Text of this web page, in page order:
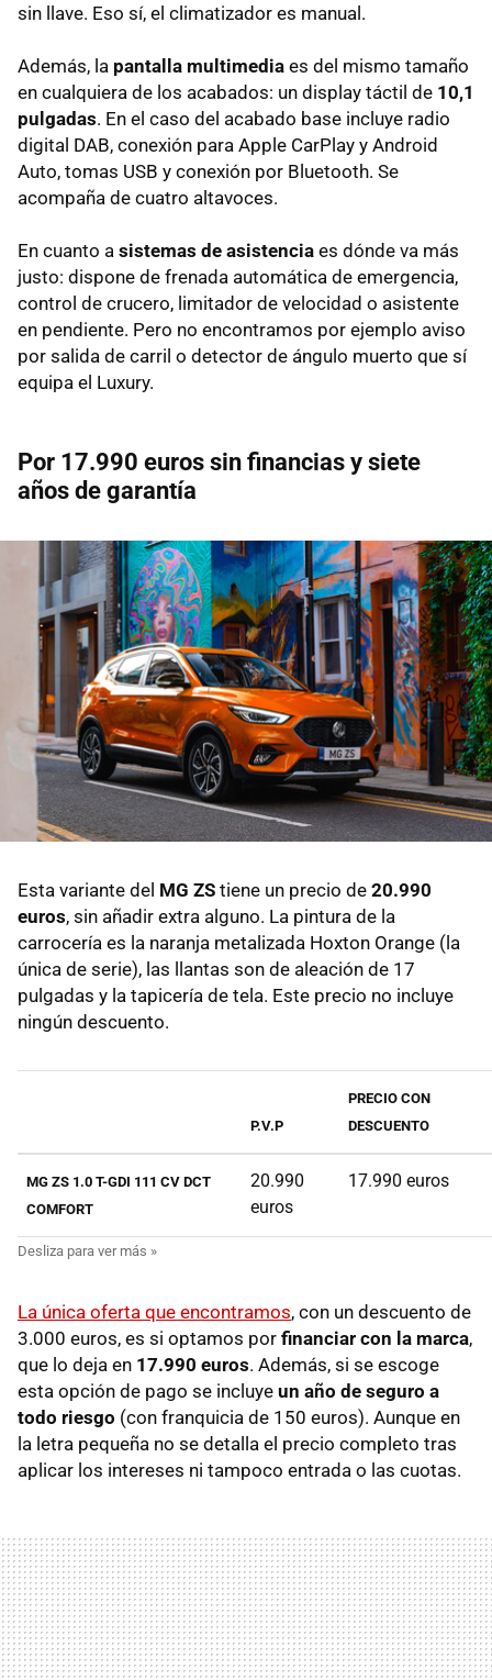
sin llave. Eso sí, el climatizador es manual.
Además, la pantalla multimedia es del mismo tamaño
en cualquiera de los acabados: un display táctil de 10,1
pulgadas. En el caso del acabado base incluye radio
digital DAB, conexión para Apple CarPlay y Android
Auto, tomas USB y conexión por Bluetooth. Se
acompaña de cuatro altavoces.
En cuanto a sistemas de asistencia es dónde va más
justo: dispone de frenada automática de emergencia,
control de crucero, limitador de velocidad o asistente
en pendiente. Pero no encontramos por ejemplo aviso
por salida de carril o detector de ángulo muerto que sí
equipa el Luxury.
Por 17.990 euros sin financias y siete
años de garantía
Esta variante del MG ZS tiene un precio de 20.990
euros, sin añadir extra alguno. La pintura de la
carrocería es la naranja metalizada Hoxton Orange (la
única de serie), las llantas son de aleación de 17
pulgadas y la tapicería de tela. Este precio no incluye
ningún descuento.
P.V.P
PRECIO CON
DESCUENTO
MG ZS 1.0 T-GDI 111 CV DCT
COMFORT
20.990
euros
17.990 euros
La única oferta que encontramos, con un descuento de
3.000 euros, es si optamos por financiar con la marca,
que lo deja en 17.990 euros. Además, si se escoge
esta opción de pago se incluye un año de seguro a
todo riesgo (con franquicia de 150 euros). Aunque en
la letra pequeña no se detalla el precio completo tras
aplicar los intereses ni tampoco entrada o las cuotas.